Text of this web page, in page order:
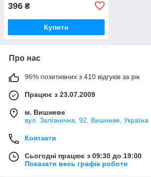
396 ₴
Купити
Про нас
96% позитивних з 410 відгуків за рік
Працює з 23.07.2009
м. Вишневе
вул. Залізнична, 92, Вишневе, Україна
Контакти
Сьогодні працює з 09:30 до 19:00
Показати весь графік роботи